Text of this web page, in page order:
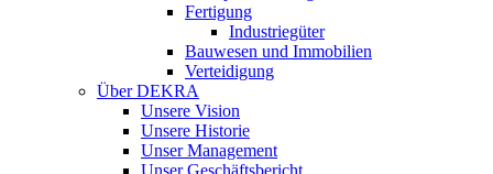
Fertigung
Industriegüter
Bauwesen und Immobilien
Verteidigung
Über DEKRA
Unsere Vision
Unsere Historie
Unser Management
Unser Geschäftsbericht